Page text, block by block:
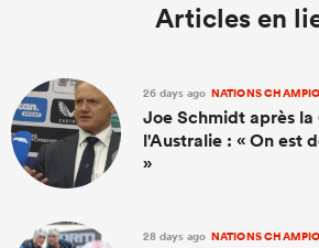
Articles en
26 days ago NATIONS
Joe Schmidt après
l'Australie : « On est
»
28 days ago NATIONS